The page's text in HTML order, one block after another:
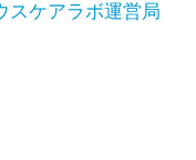
スケアラボ運営局